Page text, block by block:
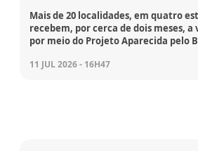
Mais de 20 localidades, em quatro
recebem, por cerca de dois meses,
por meio do Projeto Aparecida pelo
11 JUL 2026 - 16H47